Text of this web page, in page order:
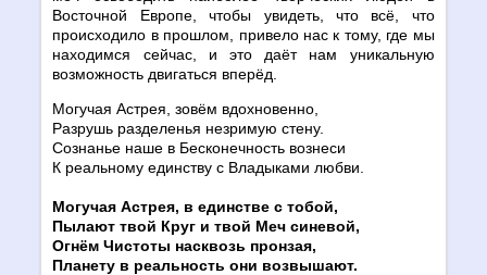
Восточной Европе, чтобы увидеть, что всё, что
происходило в прошлом, привело нас к тому, где мы
находимся сейчас, и это даёт нам уникальную
возможность двигаться вперёд.
Могучая Астрея, зовём вдохновенно,
Разрушь разделенья незримую стену.
Сознанье наше в Бесконечность вознеси
К реальному единству с Владыками любви.
Могучая Астрея, в единстве с тобой,
Пылают твой Круг и твой Меч синевой,
Огнём Чистоты насквозь пронзая,
Планету в реальность они возвышают.